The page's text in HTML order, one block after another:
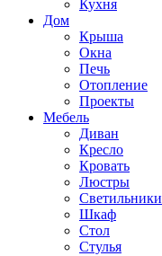
Кухня
Дом
Крыша
Окна
Печь
Отопление
Проекты
Мебель
Диван
Кресло
Кровать
Люстры
Светильники
Шкаф
Стол
Стулья